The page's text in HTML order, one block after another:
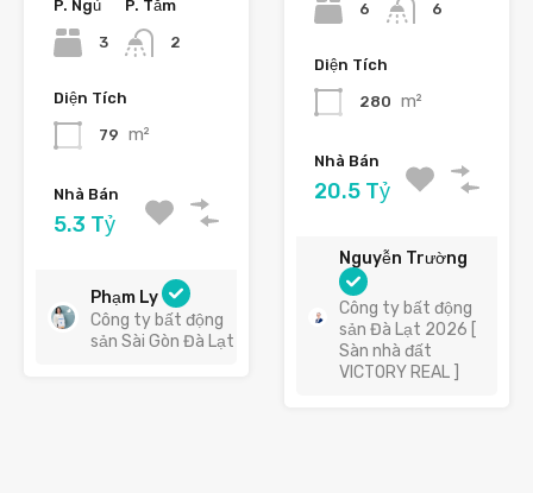
P. Ngủ
3
P. Tắm
2
Diện Tích
79 m²
Nhà Bán
5.3 Tỷ
Phạm Ly
Công ty bất động
sản Sài Gòn Đà Lạt
6 6
Diện Tích
280 m²
Nhà Bán
20.5 Tỷ
Nguyễn Trường
Công ty bất động
sản Đà Lạt 2026 [
Sàn nhà đất
VICTORY REAL ]